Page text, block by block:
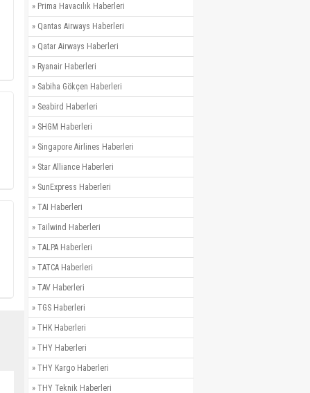
» Prima Havacılık Haberleri
» Qantas Airways Haberleri
» Qatar Airways Haberleri
» Ryanair Haberleri
» Sabiha Gökçen Haberleri
» Seabird Haberleri
» SHGM Haberleri
» Singapore Airlines Haberleri
» Star Alliance Haberleri
» SunExpress Haberleri
» TAI Haberleri
» Tailwind Haberleri
» TALPA Haberleri
» TATCA Haberleri
» TAV Haberleri
» TGS Haberleri
» THK Haberleri
» THY Haberleri
» THY Kargo Haberleri
» THY Teknik Haberleri